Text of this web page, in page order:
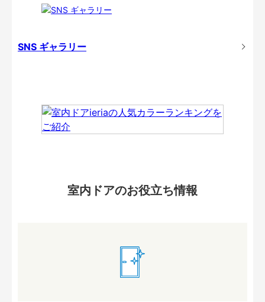
SNS ギャラリー
室内ドアのお役立ち情報